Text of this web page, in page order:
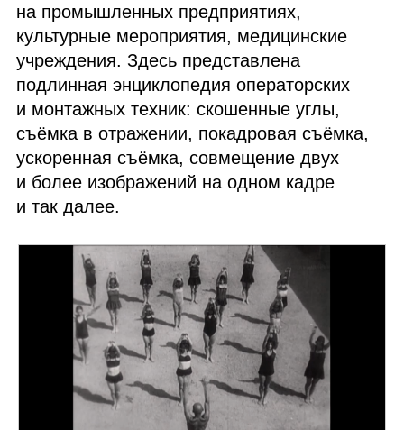
на промышленных предприятиях,
культурные мероприятия, медицинские
учреждения. Здесь представлена
подлинная энциклопедия операторских
и монтажных техник: скошенные углы,
съёмка в отражении, покадровая съёмка,
ускоренная съёмка, совмещение двух
и более изображений на одном кадре
и так далее.